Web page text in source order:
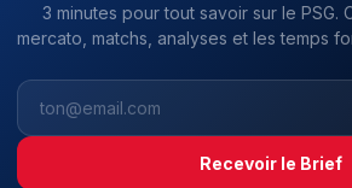
3 minutes pour tout savoir sur le PSG.
mercato, matchs, analyses et les temps
Recevoir le Brief